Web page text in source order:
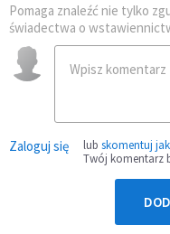
Pomaga znaleźć nie tylko
świadectwa o
Zaloguj się lub skomentuj
Twój komentarz